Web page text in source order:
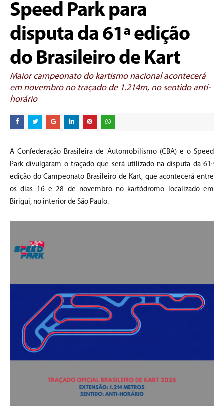
Speed Park para
disputa da 61ª edição
do Brasileiro de Kart
Maior campeonato do kartismo nacional acontecerá
em novembro no traçado de 1.214m, no sentido anti-
horário
A Confederação Brasileira de Automobilismo (CBA) e o Speed
Park divulgaram o traçado que será utilizado na disputa da 61ª
edição do Campeonato Brasileiro de Kart, que acontecerá entre
os dias 16 e 28 de novembro no kartódromo localizado em
Birigui, no interior de São Paulo.